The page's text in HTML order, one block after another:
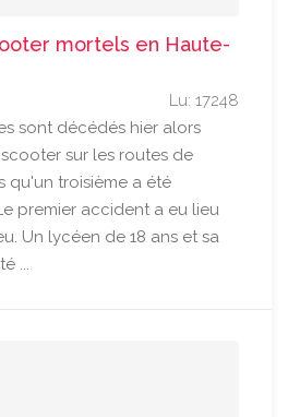
mortels en Haute-
Lu: 17248
sont décédés hier alors
sur les routes de
qu'un troisième a été
premier accident a eu lieu
Un lycéen de 18 ans et sa
...